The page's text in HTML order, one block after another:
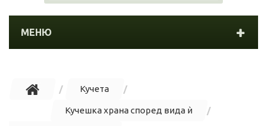
МЕНЮ
Кучета
Кучешка храна според вида ѝ